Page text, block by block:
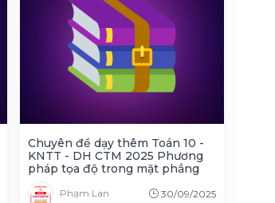
Chuyên đề dạy thêm Toán 10 -
KNTT - DH CTM 2025 Phương
pháp tọa độ trong mặt phẳng
Phạm Lan 30/09/2025